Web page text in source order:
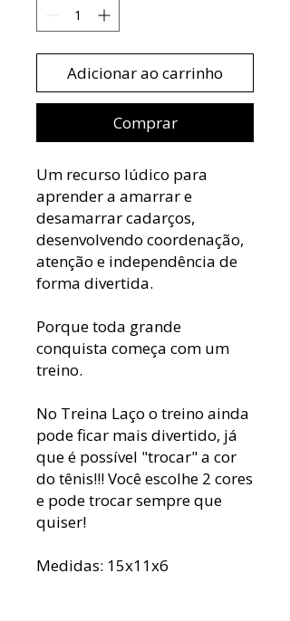
Adicionar ao carrinho
Comprar
Um recurso lúdico para
aprender a amarrar e
desamarrar cadarços,
desenvolvendo coordenação,
atenção e independência de
forma divertida.
Porque toda grande
conquista começa com um
treino.
No Treina Laço o treino ainda
pode ficar mais divertido, já
que é possível "trocar" a cor
do tênis!!! Você escolhe 2 cores
e pode trocar sempre que
quiser!
Medidas: 15x11x6